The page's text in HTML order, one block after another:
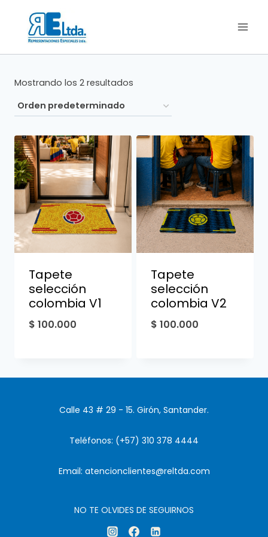
contenido
Mostrando los 2 resultados
Tapete
selección
colombia V1
$ 100.000
Tapete
selección
colombia V2
$ 100.000
Calle 43 # 29 - 15. Girón, Santander.
Teléfonos: (+57) 310 378 4444
Email: atencionclientes@reltda.com
NO TE OLVIDES DE SEGUIRNOS